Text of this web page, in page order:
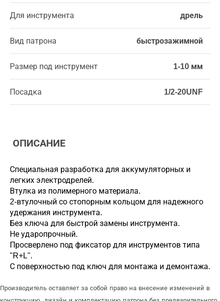
Для инструмента дрель
Вид патрона быстрозажимной
Размер под инструмент 1-10 мм
Посадка 1/2-20UNF
ОПИСАНИЕ
Специальная разработка для аккумуляторных и
легких электродрелей.
Втулка из полимерного материала.
2-втулочный со стопорным кольцом для надежного
удержания инструмента.
Без ключа для быстрой замены инструмента.
Не ударопрочный.
Просверлено под фиксатор для инструментов типа
"R+L".
С поверхностью под ключ для монтажа и демонтажа.
Производитель оставляет за собой право на внесение изменений в